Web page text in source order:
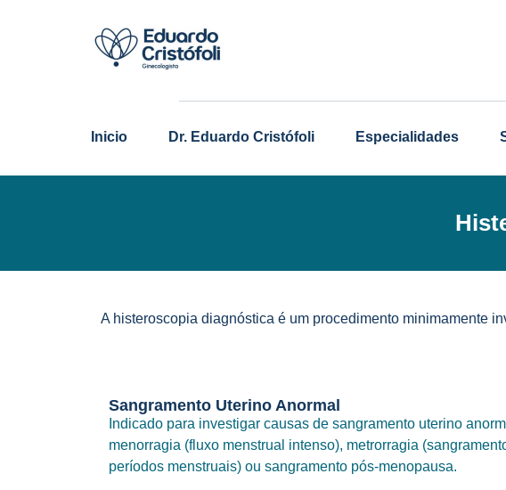
Inicio Dr. Eduardo Cristófoli Especialidades
A histeroscopia diagnóstica é um procedimento minimamente
Sangramento Uterino Anormal
Indicado para investigar causas de sangramento uterino
menorragia (fluxo menstrual intenso), metrorragia
períodos menstruais) ou sangramento pós-menopausa.